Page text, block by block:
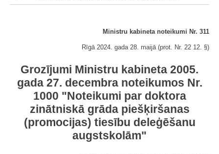
Ministru kabineta noteikumi Nr. 311
Rīgā 2024. gada 28. maijā (prot. Nr. 22 12. §)
Grozījumi Ministru kabineta 2005.
gada 27. decembra noteikumos Nr.
1000 "Noteikumi par doktora
zinātniskā grāda piešķiršanas
(promocijas) tiesību deleģēšanu
augstskolām"